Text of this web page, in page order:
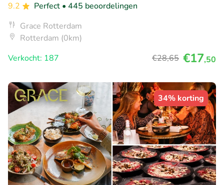
9.2
Perfect • 445 beoordelingen
Grace Rotterdam
Rotterdam (0km)
Verkocht: 187
€28,65 €17,50
34% korting